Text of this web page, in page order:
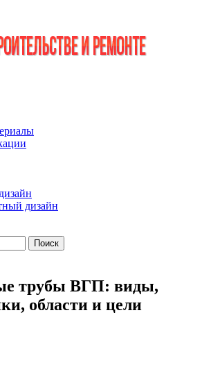
Всё о строительстве и ремонтах
дизайн
трубы ВГП: виды,
области и цели